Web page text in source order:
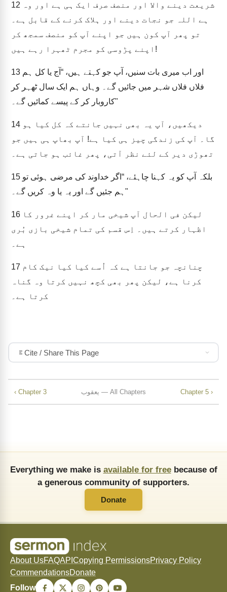
12
ہے اللہ جو نجات دینے اور ہلاک کرنے کے قابل ہے۔
تو پھر آپ کون ہیں جو اپنے آپ کو منصف سمجھ کر
اپنے پڑوسی کو مجرم ٹھہرا رہے ہیں!
13
فلاں فلاں شہر میں جائیں گے۔ وہاں ہم ایک سال ٹھہر کر
کاروبار کر کے پیسے کمائیں گے۔"
14
گا۔ آپ کی زندگی چیز ہی کیا ہے! آپ بھاپ ہی ہیں جو
تھوڑی دیر کے لئے نظر آتی، پھر غائب ہو جاتی ہے۔
15
ہم جئیں گے اور یہ یا وہ کریں گے۔"
16
اظہار کرتے ہیں۔ اِس قسم کی تمام شیخی بازی بُری
ہے۔
17
کرنا ہے، لیکن پھر بھی کچھ نہیں کرتا وہ گناہ
کرتا ہے۔
Cite / Share This Page
‹ Chapter 3 یعقوب — All Chapters Chapter 5 ›
Everything we make is available for freebecause of
a generous community of supporters.
Donate
About UsFAQAPI Copying PermissionsPrivacy Policy
CommendationsDonate
Follow